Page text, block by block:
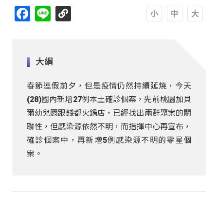
Facebook
Line
大綱
春節連假前夕，但是疫情仍然持續延燒，今天
(28)國內新增27例本土確診個案，先前桃園加貝
爾幼兒園跟錢都火鍋店，已經找出兩群聚案的關
聯性，但感染源依然不明，而指揮中心再宣布，
確診個案中，再新增5例感染源不明的零星個
案。